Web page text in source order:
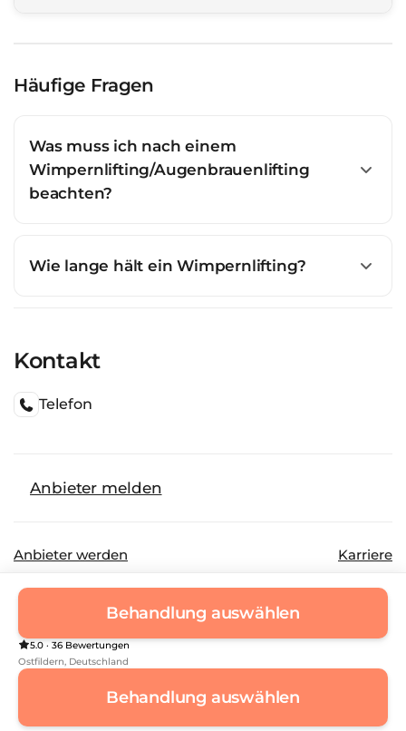
Häufige Fragen
Was muss ich nach einem
Wimpernlifting/Augenbrauenlifting
beachten?
Wie lange hält ein Wimpernlifting?
Kontakt
Telefon
Anbieter melden
Anbieter werden Karriere
©
Behandlung auswählen
5.0 · 36 Bewertungen
Ostfildern, Deutschland
Behandlung auswählen